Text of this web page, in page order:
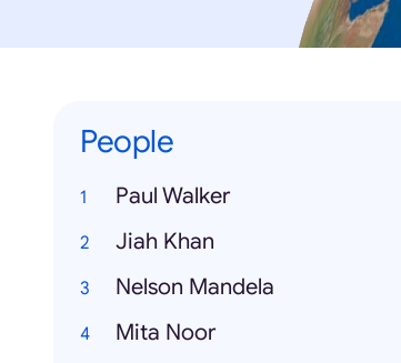
People
Paul Walker
Jiah Khan
Nelson Mandela
Mita Noor